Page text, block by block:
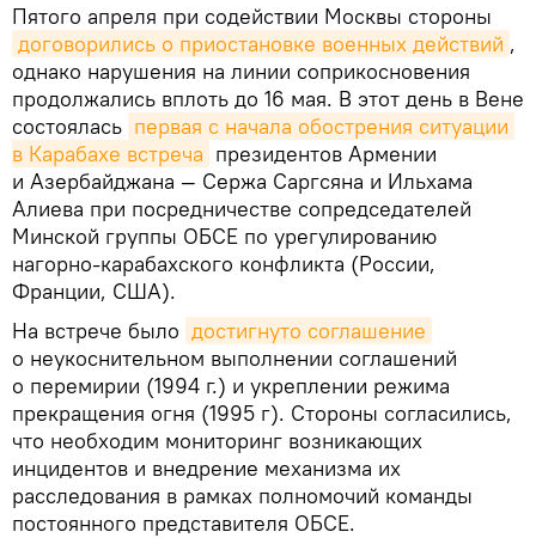
Пятого апреля при содействии Москвы стороны
договорились о приостановке военных действий ,
однако нарушения на линии соприкосновения
продолжались вплоть до 16 мая. В этот день в Вене
состоялась первая с начала обострения ситуации
в Карабахе встреча президентов Армении
и Азербайджана — Сержа Саргсяна и Ильхама
Алиева при посредничестве сопредседателей
Минской группы ОБСЕ по урегулированию
нагорно-карабахского конфликта (России,
Франции, США).
На встрече было достигнуто соглашение
о неукоснительном выполнении соглашений
о перемирии (1994 г.) и укреплении режима
прекращения огня (1995 г). Стороны согласились,
что необходим мониторинг возникающих
инцидентов и внедрение механизма их
расследования в рамках полномочий команды
постоянного представителя ОБСЕ.